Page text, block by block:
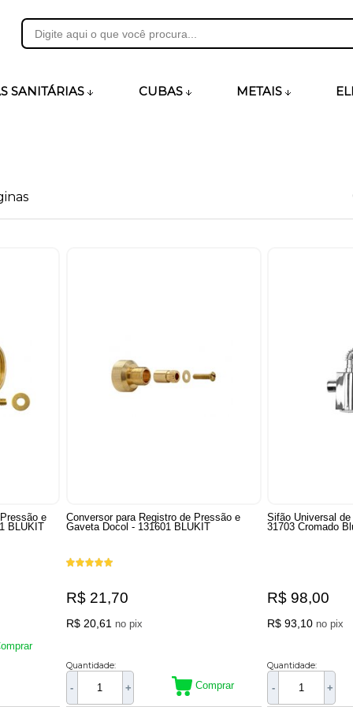
SANITÁRIAS CUBAS METAIS
e
BLUKIT
Conversor para Registro de Pressão e
Gaveta Docol - 131601 BLUKIT
R$ 21,70
R$ 20,61 no pix
Quantidade:
- + Comprar
Sifão Universal
31703 Cromado
R$ 98,00
R$ 93,10 no pix
Quantidade:
- +